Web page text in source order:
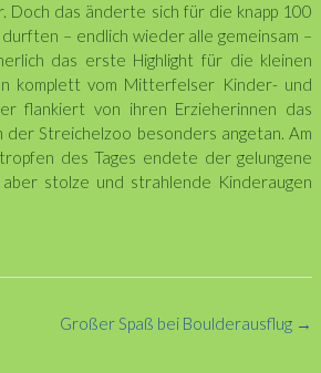
Doch das änderte sich für die knapp 100
– endlich wieder alle gemeinsam –
das erste Highlight für die kleinen
komplett vom Mitterfelser Kinder- und
flankiert von ihren Erzieherinnen das
Streichelzoo besonders angetan. Am
des Tages endete der gelungene
stolze und strahlende Kinderaugen
Großer Spaß bei Boulderausflug →